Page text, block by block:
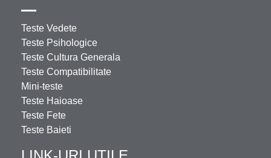
Teste Vedete
Teste Psihologice
Teste Cultura Generala
Teste Compatibilitate
Mini-teste
Teste Haioase
Teste Fete
Teste Baieti